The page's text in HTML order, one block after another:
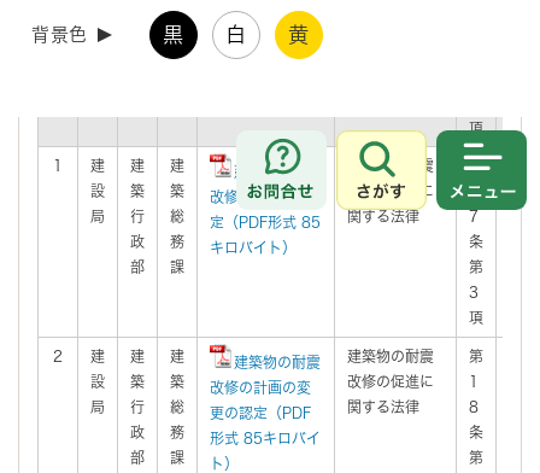
背景色 黒 白 黄
お問合せ
さがす
所
処分の名称
項
準
1
建
設
局
建
築
行
政
部
建
築
総
務
課
建築物の耐震
改修の計画の認
定（PDF形式 85
キロバイト）
建築物の耐震
改修の促進に
関する法律
第
1
7
条
第
3
項
2
建
設
局
建
築
行
政
部
建
築
総
務
課
建築物の耐震
改修の計画の変
更の認定（PDF
形式 85キロバイ
ト）
建築物の耐震
改修の促進に
関する法律
第
1
8
条
第